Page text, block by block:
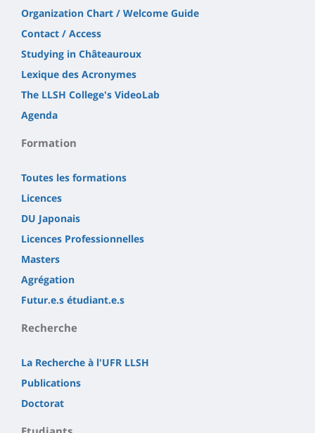
Organization Chart / Welcome Guide
Contact / Access
Studying in Châteauroux
Lexique des Acronymes
The LLSH College's VideoLab
Agenda
Formation
Toutes les formations
Licences
DU Japonais
Licences Professionnelles
Masters
Agrégation
Futur.e.s étudiant.e.s
Recherche
La Recherche à l'UFR LLSH
Publications
Doctorat